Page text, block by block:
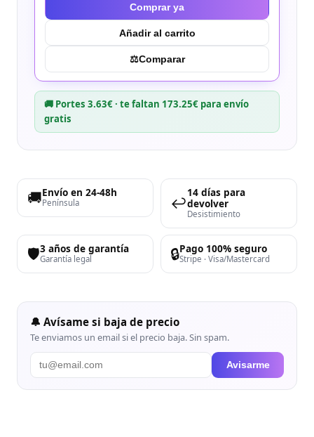
Comprar ya
Añadir al carrito
⚖︎Comparar
🚚 Portes 3.63€ · te faltan 173.25€ para envío
gratis
🚚Envío en 24-48h
Península ↩️
14 días para
devolver
Desistimiento
🛡️3 años de garantía
Garantía legal 🔒Pago 100% seguro
Stripe · Visa/Mastercard
🔔 Avísame si baja de precio
Te enviamos un email si el precio baja. Sin spam.
Avisarme